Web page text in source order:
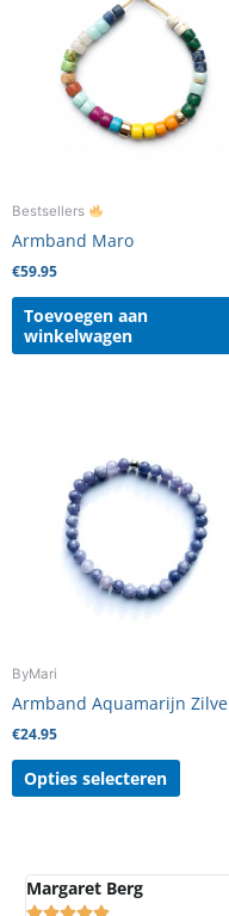
Bestsellers
Armband Maro
€59.95
Toevoegen aan
winkelwagen
ByMari
Armband Aquamarijn
€24.95
Opties selecteren
heeft
Deze
optie
de
Margaret Berg
